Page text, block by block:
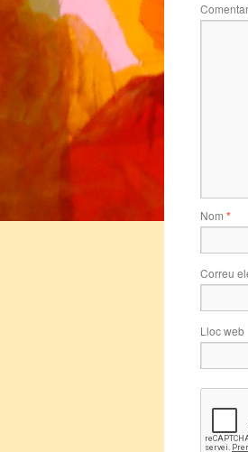
Nom *
Correu
Lloc web